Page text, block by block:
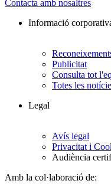
Contacta amb nosaltres
Informació
Publicitat
Consulta tot
Totes les
Legal
Avís legal
Privacitat i
Audiència
Amb la col·laboració de: